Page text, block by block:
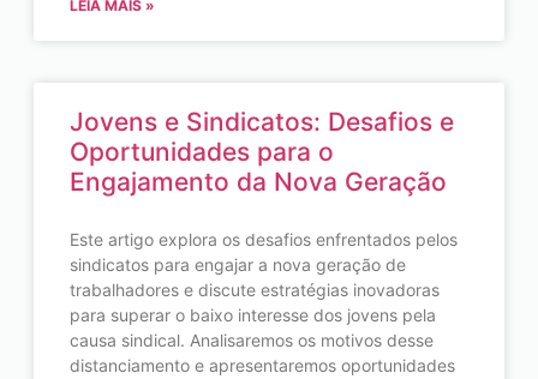
LEIA MAIS »
Jovens e Sindicatos: Desafios e
Oportunidades para o
Engajamento da Nova Geração
Este artigo explora os desafios enfrentados pelos
sindicatos para engajar a nova geração de
trabalhadores e discute estratégias inovadoras
para superar o baixo interesse dos jovens pela
causa sindical. Analisaremos os motivos desse
distanciamento e apresentaremos oportunidades